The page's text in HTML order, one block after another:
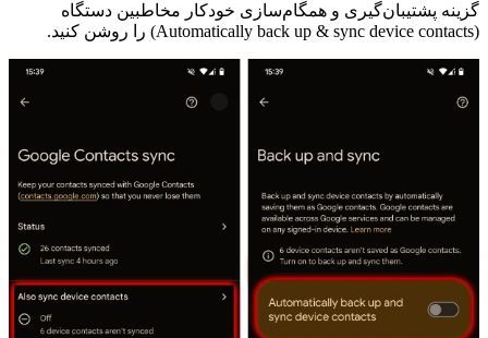
گزینه پشتیبان‌گیری و همگام‌سازی خودکار مخاطبین دستگاه
(Automatically back up & sync device contacts) را روشن کنید.